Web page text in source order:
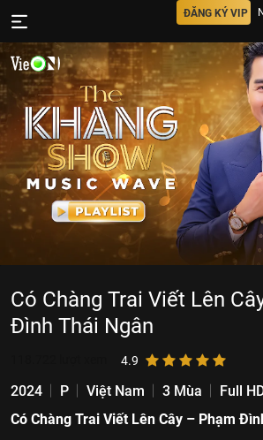
ĐĂNG KÝ VIP
Có Chàng Trai Viết Lên
Đình Thái Ngân
4.9
2024 P Việt Nam 3 Mùa
Full
Có Chàng Trai Viết Lên Cây – Phạm